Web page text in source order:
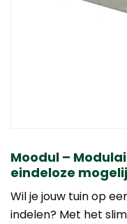
Moodul –
eindeloze
Wil je jouw tuin op
indelen? Met het